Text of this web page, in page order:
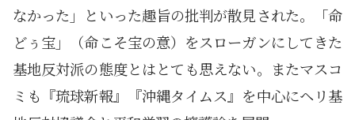
なかった」といった趣旨の批判が散見された。「命
どぅ宝」（命こそ宝の意）をスローガンにしてきた
基地反対派の態度とはとても思えない。またマスコ
ミも『琉球新報』『沖縄タイムス』を中心にヘリ基